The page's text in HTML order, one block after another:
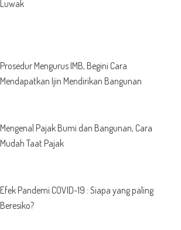
Luwak
Prosedur Mengurus IMB, Begini Cara
Mendapatkan Ijin Mendirikan Bangunan
Mengenal Pajak Bumi dan Bangunan, Cara
Mudah Taat Pajak
Efek Pandemi COVID-19 : Siapa yang paling
Beresiko?